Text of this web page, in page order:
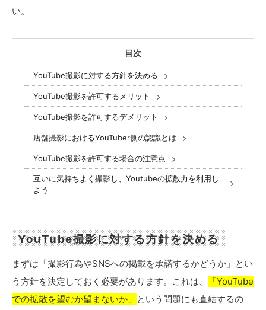
い。
目次
YouTube撮影に対する方針を決める
YouTube撮影を許可するメリット
YouTube撮影を許可するデメリット
店舗撮影におけるYouTuber側の認識とは
YouTube撮影を許可する場合の注意点
互いに気持ちよく撮影し、Youtubeの拡散力を利用し
よう
YouTube撮影に対する方針を決める
まずは「撮影行為やSNSへの掲載を承諾するかどうか」とい
う方針を決定しておく必要があります。これは、
「YouTube
での拡散を望むか望まないか」 という問題にも直結するの